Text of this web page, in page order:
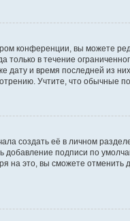
конференции, вы можете
только в течение
дату и время последней из
Учтите, что обычные
создать её в личном
добавление подписи по
на это, вы сможете